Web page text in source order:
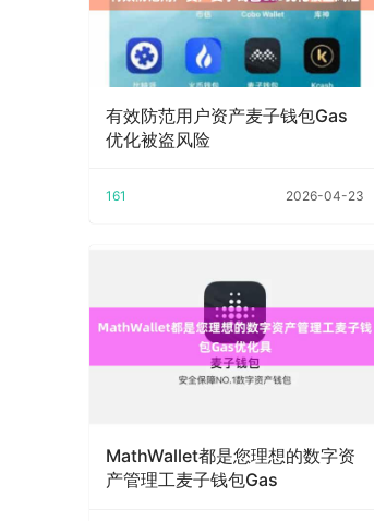
有效防范用户资产麦子钱包Gas
优化被盗风险
161 2026-04-23
MathWallet都是您理想的数字资
产管理工麦子钱包Gas